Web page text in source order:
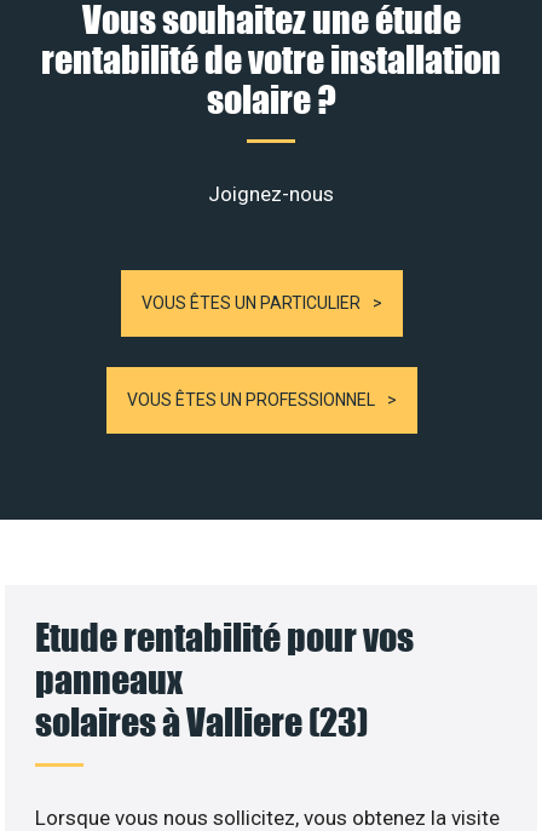
Vous souhaitez une étude
rentabilité de votre installation
solaire ?
Joignez-nous
VOUS ÊTES UN PARTICULIER
VOUS ÊTES UN PROFESSIONNEL
Etude rentabilité pour vos
panneaux
solaires à Valliere (23)
Lorsque vous nous sollicitez, vous obtenez la visite